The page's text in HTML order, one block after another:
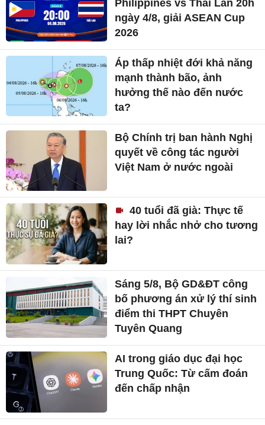
Philippines vs Thái Lan 20h
ngày 4/8, giải ASEAN Cup
2026
Áp thấp nhiệt đới khả năng
mạnh thành bão, ảnh
hưởng thế nào đến nước
ta?
Bộ Chính trị ban hành Nghị
quyết về công tác người
Việt Nam ở nước ngoài
40 tuổi đã già: Thực tế
hay lời nhắc nhở cho tương
lai?
Sáng 5/8, Bộ GD&ĐT công
bố phương án xử lý thí sinh
điểm thi THPT Chuyên
Tuyên Quang
AI trong giáo dục đại học
Trung Quốc: Từ cấm đoán
đến chấp nhận